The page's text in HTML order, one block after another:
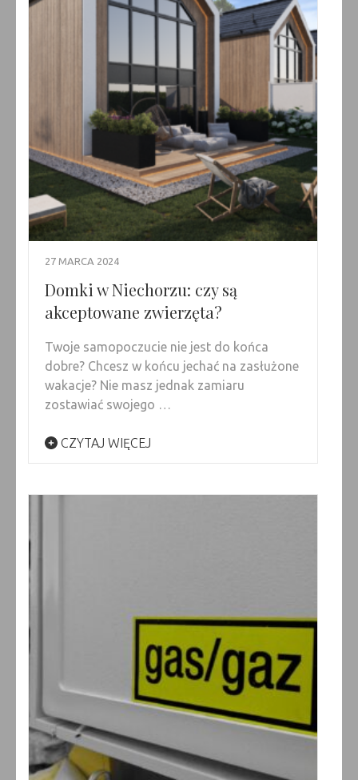
27 MARCA 2024
Domki w Niechorzu: czy są
akceptowane zwierzęta?
Twoje samopoczucie nie jest do końca
dobre? Chcesz w końcu jechać na zasłużone
wakacje? Nie masz jednak zamiaru
zostawiać swojego …
CZYTAJ WIĘCEJ